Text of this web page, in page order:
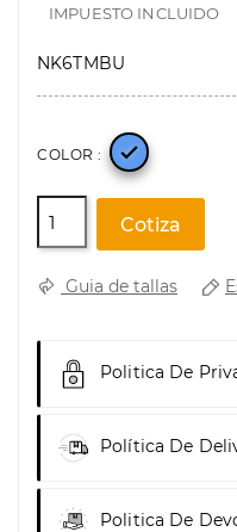
IMPUESTO INCLUIDO
NK6TMBU
COLOR : 
Cotiza
Guia de tallas
Politica De
Política De
Politica De